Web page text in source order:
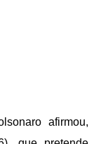
afirmou,